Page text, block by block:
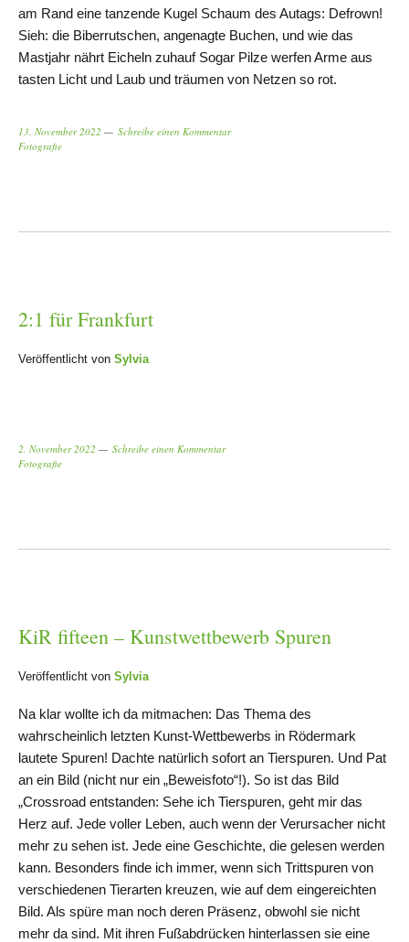
am Rand eine tanzende Kugel Schaum des Autags: Defrown!
Sieh: die Biberrutschen, angenagte Buchen, und wie das
Mastjahr nährt Eicheln zuhauf Sogar Pilze werfen Arme aus
tasten Licht und Laub und träumen von Netzen so rot.
13. November 2022
Schreibe einen Kommentar
Fotografie
2:1 für Frankfurt
Veröffentlicht von Sylvia
2. November 2022
Schreibe einen Kommentar
Fotografie
KiR fifteen – Kunstwettbewerb Spuren
Veröffentlicht von Sylvia
Na klar wollte ich da mitmachen: Das Thema des
wahrscheinlich letzten Kunst-Wettbewerbs in Rödermark
lautete Spuren! Dachte natürlich sofort an Tierspuren. Und Pat
an ein Bild (nicht nur ein „Beweisfoto“!). So ist das Bild
„Crossroad entstanden: Sehe ich Tierspuren, geht mir das
Herz auf. Jede voller Leben, auch wenn der Verursacher nicht
mehr zu sehen ist. Jede eine Geschichte, die gelesen werden
kann. Besonders finde ich immer, wenn sich Trittspuren von
verschiedenen Tierarten kreuzen, wie auf dem eingereichten
Bild. Als spüre man noch deren Präsenz, obwohl sie nicht
mehr da sind. Mit ihren Fußabdrücken hinterlassen sie eine